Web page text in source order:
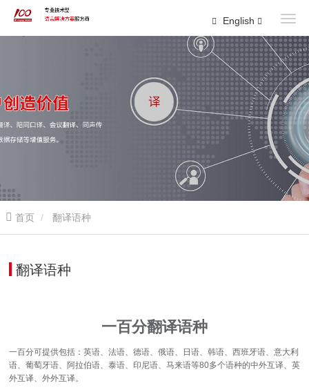
English
首页 翻译语种
翻译语种
一百分翻译语种
一百分可提供包括：英语、法语、德语、俄语、日语、韩语、西班牙语、意大利
语、葡萄牙语、阿拉伯语、泰语、印尼语、马来语等80多个语种的中外互译、英
外互译、外外互译。